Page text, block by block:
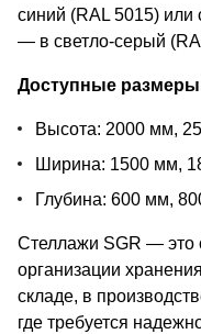
синий (RAL 5015) или
— в светло-серый
Доступные
Высота: 2000 мм,
Ширина: 1500 мм,
Глубина: 600 мм,
Стеллажи SGR — это
организации
складе, в
где требуется